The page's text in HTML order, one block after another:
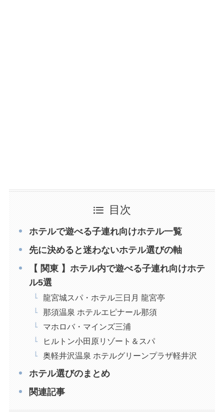
目次
ホテルで遊べる子連れ向けホテル一覧
先に決めると迷わないホテル選びの軸
【 関東 】ホテル内で遊べる子連れ向けホテ
ル5選
龍宮城スパ・ホテル三日月 龍宮亭
那須温泉 ホテルエピナール那須
マホロバ・マインズ三浦
ヒルトン小田原リゾート＆スパ
奥軽井沢温泉 ホテルグリーンプラザ軽井沢
ホテル選びのまとめ
関連記事